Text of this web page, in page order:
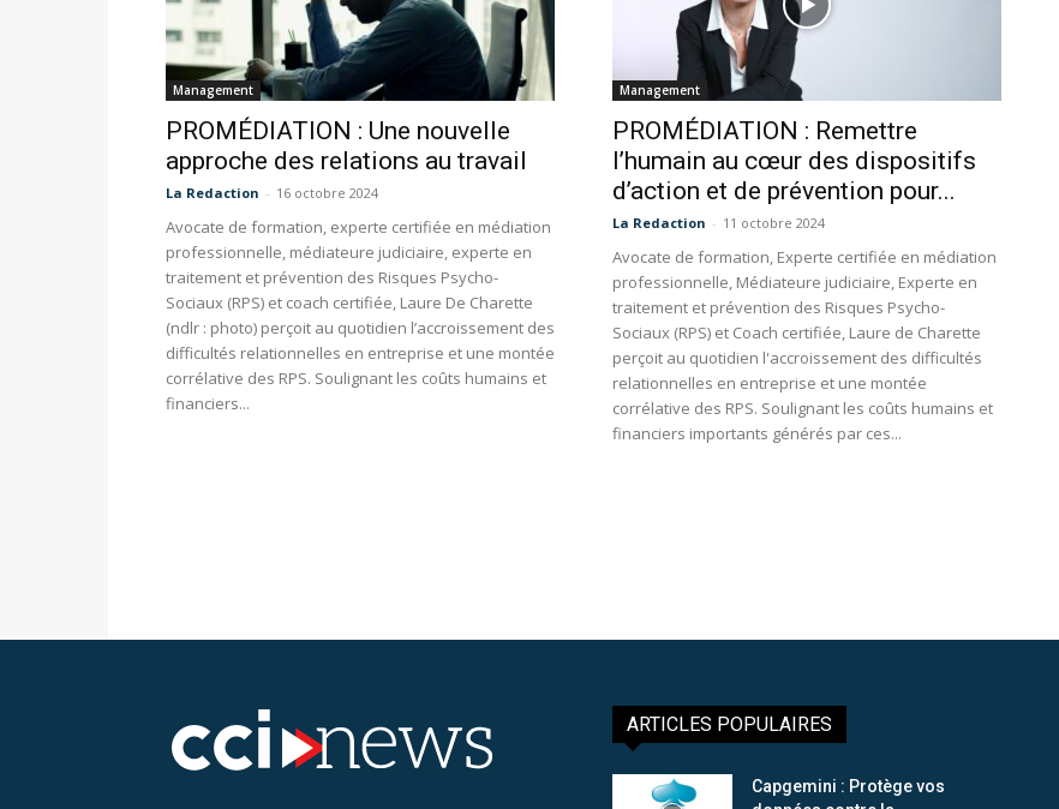
Management
PROMÉDIATION : Une nouvelle
approche des relations au travail
La Redaction - 16 octobre 2024
Avocate de formation, experte certifiée en médiation
professionnelle, médiateure judiciaire, experte en
traitement et prévention des Risques Psycho-
Sociaux (RPS) et coach certifiée, Laure De Charette
(ndlr : photo) perçoit au quotidien l’accroissement des
difficultés relationnelles en entreprise et une montée
corrélative des RPS. Soulignant les coûts humains et
financiers...
Management
PROMÉDIATION : Remettre
l’humain au cœur des dispositifs
d’action et de prévention pour...
La Redaction - 11 octobre 2024
Avocate de formation, Experte certifiée en médiation
professionnelle, Médiateure judiciaire, Experte en
traitement et prévention des Risques Psycho-
Sociaux (RPS) et Coach certifiée, Laure de Charette
perçoit au quotidien l'accroissement des difficultés
relationnelles en entreprise et une montée
corrélative des RPS. Soulignant les coûts humains et
financiers importants générés par ces...
ARTICLES POPULAIRES
Capgemini : Protège vos